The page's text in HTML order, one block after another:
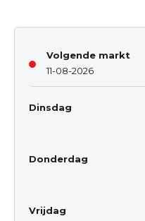
Volgende markt
11-08-2026
Dinsdag
Donderdag
Vrijdag